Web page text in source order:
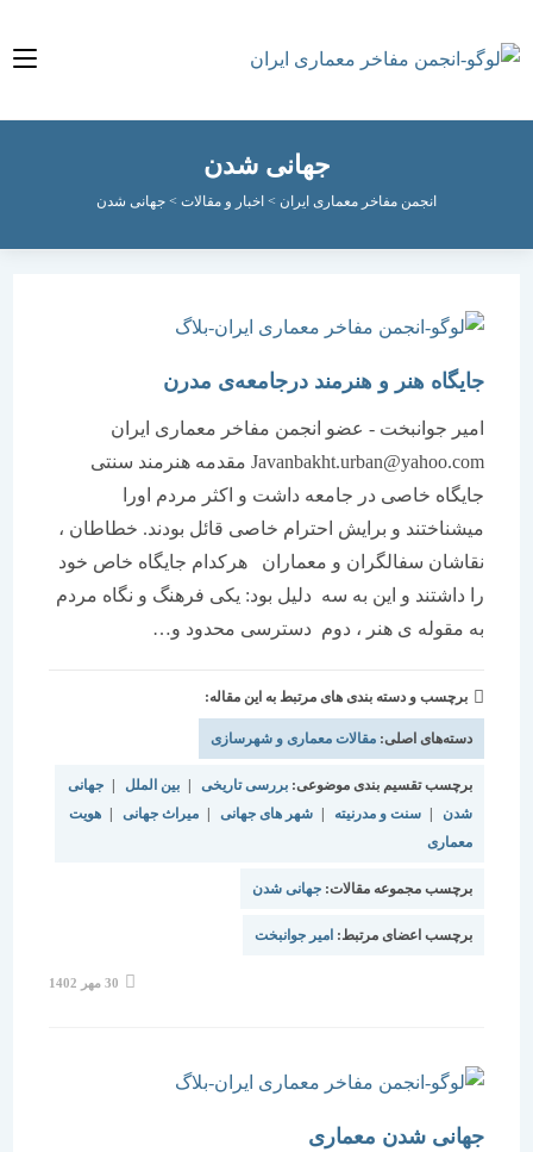
جهانی شدن
انجمن مفاخر معماری ایران > اخبار و مقالات>جهانی شدن
جایگاه هنر و هنرمند درجامعه‌ی مدرن
امیر جوانبخت - عضو انجمن مفاخر معماری ایران
Javanbakht.urban@yahoo.com مقدمه هنرمند سنتی
جایگاه خاصی در جامعه داشت و اکثر مردم اورا
میشناختند و برایش احترام خاصی قائل بودند. خطاطان ،
نقاشان سفالگران و معماران هرکدام جایگاه خاص خود
را داشتند و این به سه دلیل بود: یکی فرهنگ و نگاه مردم
به مقوله ی هنر ، دوم دسترسی محدود و…
برچسب و دسته بندی های مرتبط به این مقاله:
دسته‌های اصلی:مقالات معماری و شهرسازی
برچسب تقسیم بندی موضوعی:بررسی تاریخی | بین الملل |
جهانی
سنت و مدرنیته | شهر های جهانی | میراث جهانی | هویت
برچسب مجموعه مقالات:جهانی شدن
برچسب اعضای مرتبط: امیر جوانبخت
جهانی شدن معماری